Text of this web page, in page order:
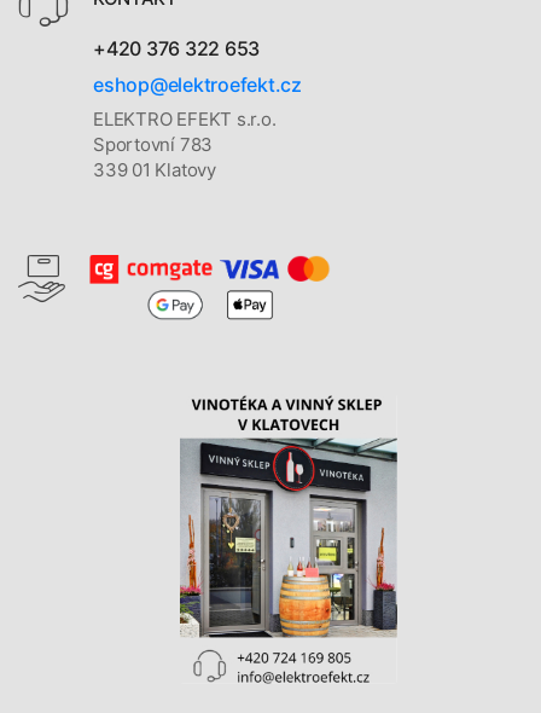
+420 376 322 653
eshop@elektroefekt.cz
ELEKTRO EFEKT s.r.o.
Sportovní 783
339 01 Klatovy